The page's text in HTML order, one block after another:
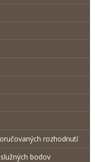
rozhodnutí
bodov